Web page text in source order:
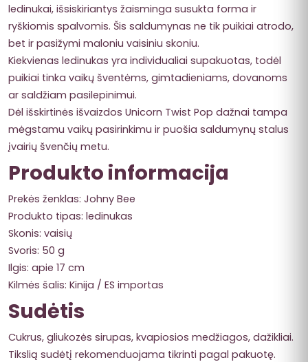
ledinukai, išsiskiriantys žaisminga susukta forma ir
ryškiomis spalvomis. Šis saldumynas ne tik puikiai atrodo,
bet ir pasižymi maloniu vaisiniu skoniu.
Kiekvienas ledinukas yra individualiai supakuotas, todėl
puikiai tinka vaikų šventėms, gimtadieniams, dovanoms
ar saldžiam pasilepinimui.
Dėl išskirtinės išvaizdos Unicorn Twist Pop dažnai tampa
mėgstamu vaikų pasirinkimu ir puošia saldumynų stalus
įvairių švenčių metu.
Produkto informacija
Prekės ženklas: Johny Bee
Produkto tipas: ledinukas
Skonis: vaisių
Svoris: 50 g
Ilgis: apie 17 cm
Kilmės šalis: Kinija / ES importas
Sudėtis
Cukrus, gliukozės sirupas, kvapiosios medžiagos, dažikliai.
Tikslią sudėtį rekomenduojama tikrinti pagal pakuotę.